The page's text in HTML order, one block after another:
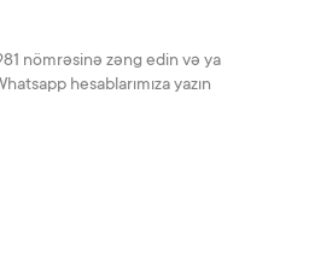
nömrəsinə zəng edin və ya
hesablarımıza yazın